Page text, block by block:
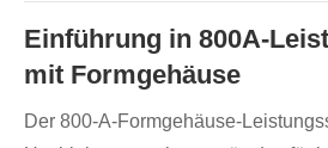
Einführung in 800A-
mit Formgehäuse
Der 800-A-Formgehäuse-